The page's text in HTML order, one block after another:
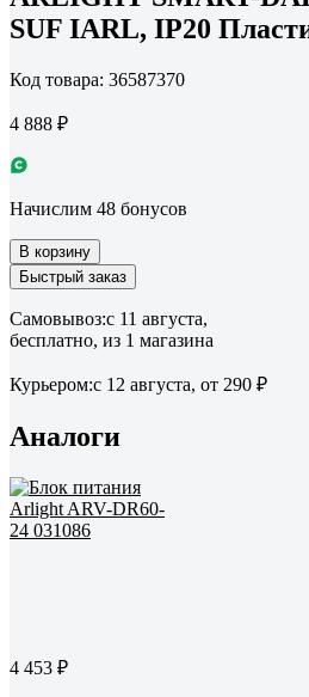
SUF IARL, IP20
Код товара: 36587370
4 888 ₽
Начислим 48 бонусов
В корзину
Быстрый заказ
Самовывоз:c 11 августа,
бесплатно, из 1 магазина
Курьером:c 12 августа, от 290 ₽
Аналоги
4 453 ₽